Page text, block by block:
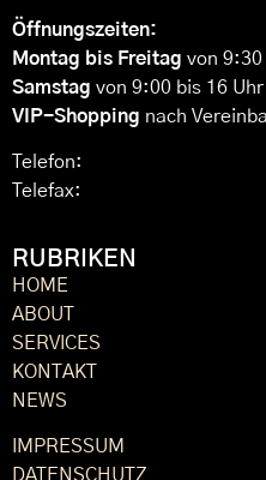
Öffnungszeiten:
Montag bis Freitag von 9:30
Samstag von 9:00 bis 16 Uhr
VIP-Shopping nach
Telefon:
Telefax:
RUBRIKEN
HOME
ABOUT
SERVICES
KONTAKT
NEWS
IMPRESSUM
DATENSCHUTZ